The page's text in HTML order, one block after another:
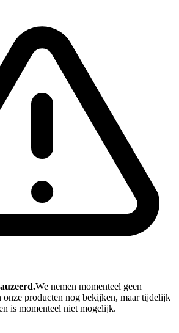
We nemen momenteel geen
onze producten nog bekijken, maar tijdelijk
is momenteel niet mogelijk.